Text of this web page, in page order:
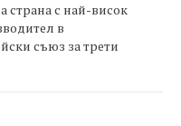
страна с най-висок
в
съюз за трети